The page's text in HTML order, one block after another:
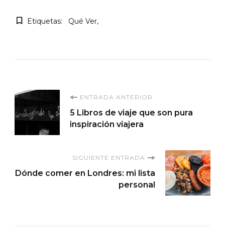
Etiquetas: Qué Ver
Navegación
de
entradas
ENTRADA ANTERIOR
5 Libros de viaje que son pura
inspiración viajera
SIGUIENTE ENTRADA
Dónde comer en Londres: mi lista
personal